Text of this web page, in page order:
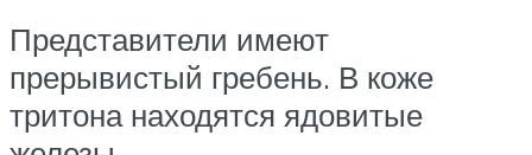
Представители имеют
прерывистый гребень. В коже
тритона находятся ядовитые